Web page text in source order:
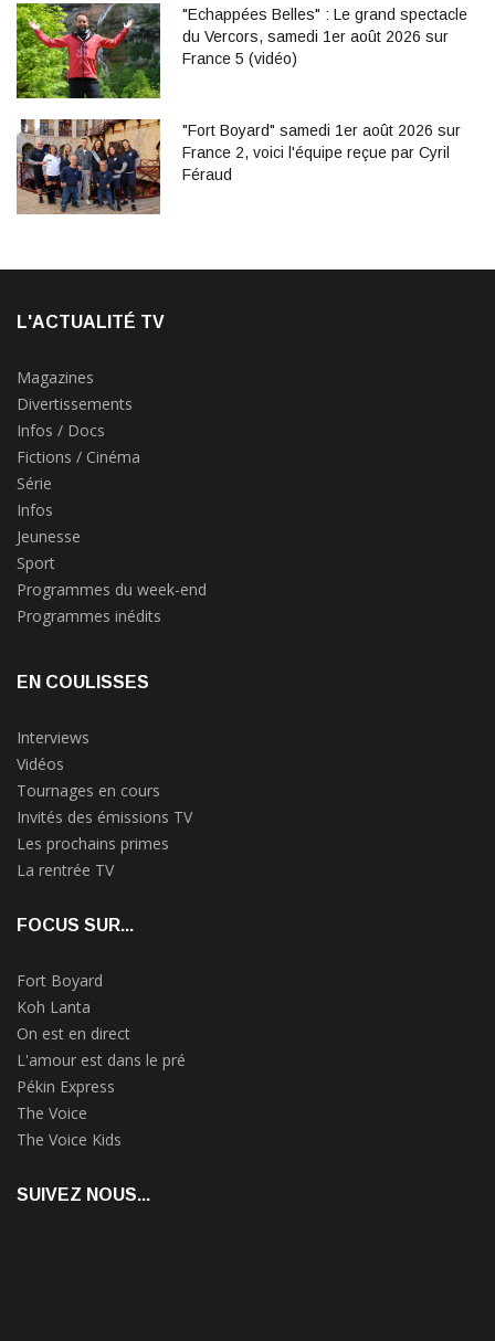
"Echappées Belles" : Le grand spectacle
du Vercors, samedi 1er août 2026 sur
France 5 (vidéo)
"Fort Boyard" samedi 1er août 2026 sur
France 2, voici l'équipe reçue par Cyril
Féraud
L'ACTUALITÉ TV
Magazines
Divertissements
Infos / Docs
Fictions / Cinéma
Série
Infos
Jeunesse
Sport
Programmes du week-end
Programmes inédits
EN COULISSES
Interviews
Vidéos
Tournages en cours
Invités des émissions TV
Les prochains primes
La rentrée TV
FOCUS SUR...
Fort Boyard
Koh Lanta
On est en direct
L'amour est dans le pré
Pékin Express
The Voice
The Voice Kids
SUIVEZ NOUS...